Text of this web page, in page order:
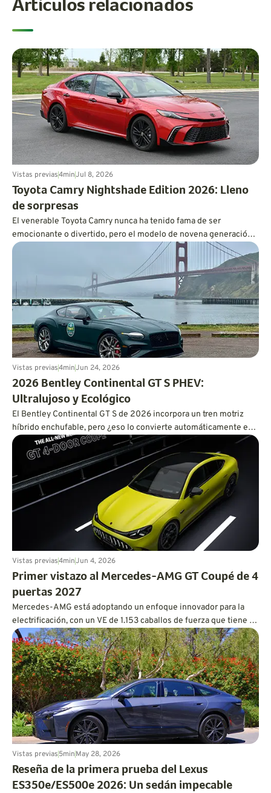
Artículos relacionados
Vistas previas4minJul 8, 2026
Toyota Camry Nightshade Edition 2026: Lleno
de sorpresas
El venerable Toyota Camry nunca ha tenido fama de ser
emocionante o divertido, pero el modelo de novena generación
es más dinámico de lo que cabría esperar, y también es
increíblemente eficiente en cuanto a consumo de combustible.
Vistas previas4minJun 24, 2026
2026 Bentley Continental GT S PHEV:
Ultralujoso y Ecológico
El Bentley Continental GT S de 2026 incorpora un tren motriz
híbrido enchufable, pero ¿eso lo convierte automáticamente en
un tren motriz eficiente?
Vistas previas4minJun 4, 2026
Primer vistazo al Mercedes-AMG GT Coupé de 4
puertas 2027
Mercedes-AMG está adoptando un enfoque innovador para la
electrificación, con un VE de 1.153 caballos de fuerza que tiene el
corazón y el alma de un V8.
Vistas previas5minMay 28, 2026
Reseña de la primera prueba del Lexus
ES350e/ES500e 2026: Un sedán impecable